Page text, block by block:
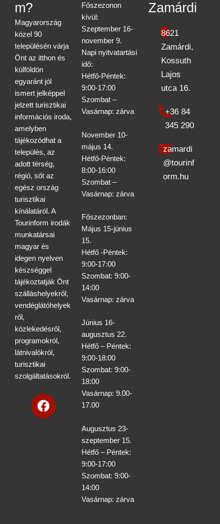
m?
Magyarország
közel 90
településén várja
Önt az itthon és
külföldön
egyaránt jól
ismert jelképpel
jelzett turisztikai
információs iroda,
amelyben
tájékozódhat a
település, az
adott térség,
régió, sőt az
egész ország
turisztikai
kínálatáról. A
Tourinform irodák
munkatársai
magyar és
idegen nyelven
készséggel
tájékoztatják Önt
szálláshelyekről,
vendéglátóhelyek
ről,
közlekedésről,
programokról,
látnivalókról,
turisztikai
szolgáltatásokról.
F
a
Főszezonon
kívül:
Szeptember 16-
november 9.
Napi nyitvatartási
idő:
Hétfő-Péntek:
9:00-17:00
Szombat –
Vasárnap: zárva
November 10-
május 14.
Hétfő-Péntek:
8:00-16:00
Szombat –
Vasárnap: zárva
Főszezonban:
Május 15-június
15.
Hétfő -Péntek:
9:00-17:00
Szombat: 9:00-
14:00
Vasárnap: zárva
Június 16-
augusztus 22.
Hétfő – Péntek:
9:00-18:00
Szombat: 9:00-
18:00
Vasárnap: 9.00-
17.00
Augusztus 23-
szeptember 15.
Hétfő – Péntek:
9:00-17:00
Szombat: 9:00-
14:00
Vasárnap: zárva
Zamárdi
8621
Zamárdi,
Kossuth
Lajos
utca 16.
+36 84
345 290
zamardi
@tourinf
orm.hu